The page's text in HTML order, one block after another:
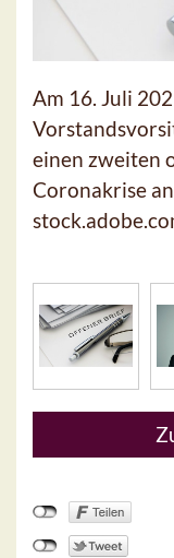
Am 16. Juli
einen zweiten
Coronakrise